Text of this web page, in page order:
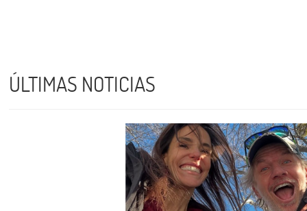
ÚLTIMAS NOTICIAS